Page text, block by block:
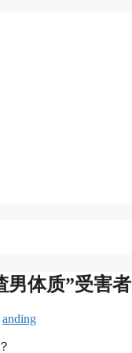
男体质”受害者
anding